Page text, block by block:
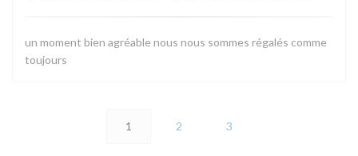
un moment bien agréable nous nous sommes régalés comme
toujours
1 2 3